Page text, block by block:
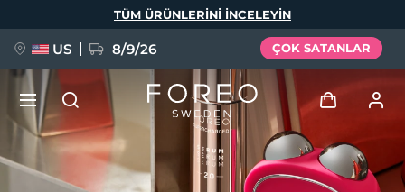
TÜM ÜRÜNLERINI INCELEYIN
US 8/9/26 ÇOK SATANLAR
Giriş
YENİ